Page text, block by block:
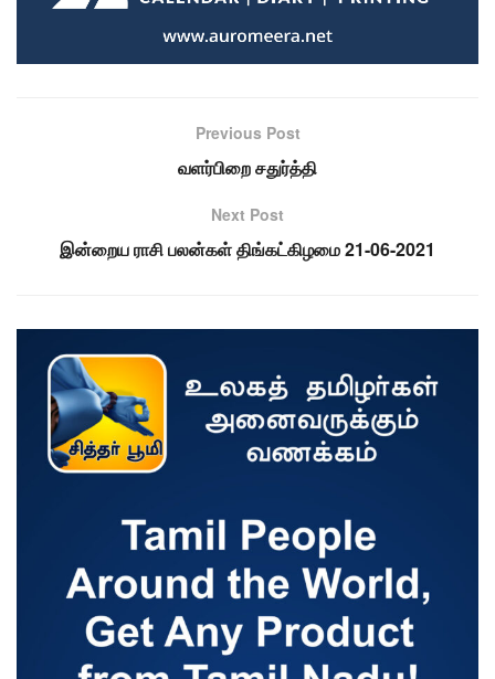
Previous Post
வளர்பிறை சதுர்த்தி
Next Post
இன்றைய ராசி பலன்கள் திங்கட்கிழமை 21-06-2021